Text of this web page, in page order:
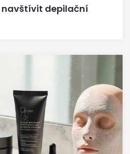
navštívit depilační